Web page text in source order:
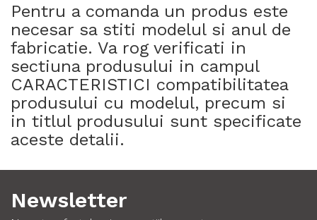
Pentru a comanda un produs este
necesar sa stiti modelul si anul de
fabricatie. Va rog verificati in
sectiuna produsului in campul
CARACTERISTICI compatibilitatea
produsului cu modelul, precum si
in titlul produsului sunt specificate
aceste detalii.
Newsletter